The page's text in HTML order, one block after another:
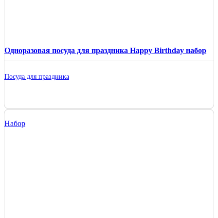
Одноразовая посуда для праздника Happy Birthday набор
Посуда для праздника
Набор